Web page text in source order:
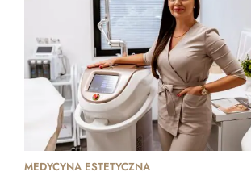
MEDYCYNA ESTETYCZNA